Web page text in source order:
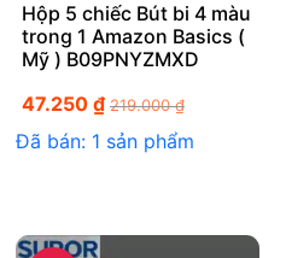
Hộp 5 chiếc Bút bi 4 màu
trong 1 Amazon Basics (
Mỹ ) B09PNYZMXD
47.250 ₫ 219.000₫
Đã bán: 1 sản phẩm